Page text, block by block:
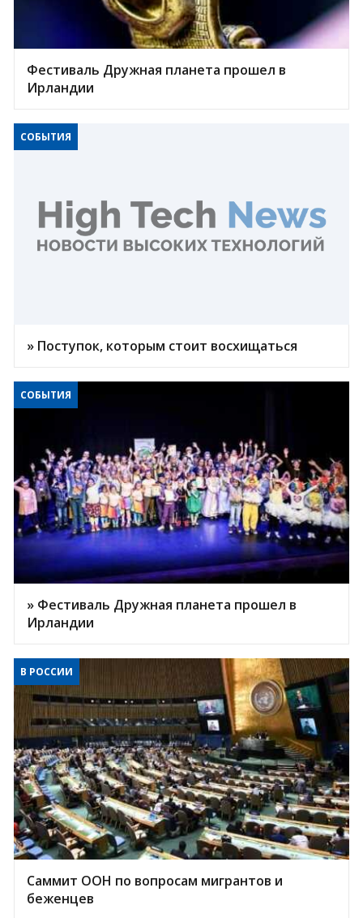
Фестиваль Дружная планета прошел в
Ирландии
СОБЫТИЯ
» Поступок, которым стоит восхищаться
СОБЫТИЯ
» Фестиваль Дружная планета прошел в
Ирландии
В РОССИИ
Саммит ООН по вопросам мигрантов и
беженцев